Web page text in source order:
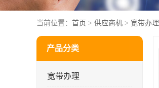
当前位置： 首页 > 供应商机 > 宽带办理
产品分类
宽带办理